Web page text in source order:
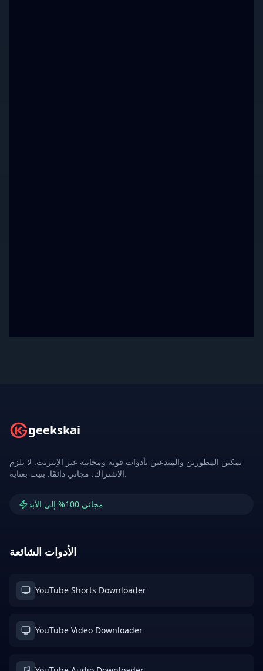
geekskai
تمكين المطورين والمبدعين بأدوات قوية ومجانية عبر الإنترنت. لا يلزم
الاشتراك. مجاني دائمًا. بنيت بعناية.
مجاني 100% إلى الأبد
الأدوات الشائعة
YouTube Shorts Downloader
YouTube Video Downloader